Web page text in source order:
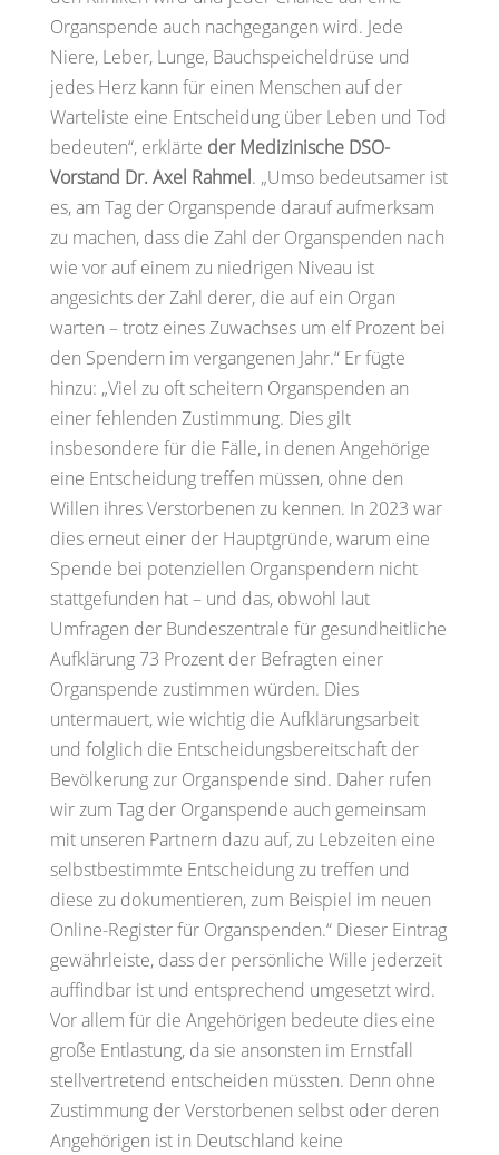
Organspende auch nachgegangen wird. Jede
Niere, Leber, Lunge, Bauchspeicheldrüse und
jedes Herz kann für einen Menschen auf der
Warteliste eine Entscheidung über Leben und Tod
bedeuten“, erklärte der Medizinische DSO-
Vorstand Dr. Axel Rahmel. „Umso bedeutsamer ist
es, am Tag der Organspende darauf aufmerksam
zu machen, dass die Zahl der Organspenden nach
wie vor auf einem zu niedrigen Niveau ist
angesichts der Zahl derer, die auf ein Organ
warten – trotz eines Zuwachses um elf Prozent bei
den Spendern im vergangenen Jahr.“ Er fügte
hinzu: „Viel zu oft scheitern Organspenden an
einer fehlenden Zustimmung. Dies gilt
insbesondere für die Fälle, in denen Angehörige
eine Entscheidung treffen müssen, ohne den
Willen ihres Verstorbenen zu kennen. In 2023 war
dies erneut einer der Hauptgründe, warum eine
Spende bei potenziellen Organspendern nicht
stattgefunden hat – und das, obwohl laut
Umfragen der Bundeszentrale für gesundheitliche
Aufklärung 73 Prozent der Befragten einer
Organspende zustimmen würden. Dies
untermauert, wie wichtig die Aufklärungsarbeit
und folglich die Entscheidungsbereitschaft der
Bevölkerung zur Organspende sind. Daher rufen
wir zum Tag der Organspende auch gemeinsam
mit unseren Partnern dazu auf, zu Lebzeiten eine
selbstbestimmte Entscheidung zu treffen und
diese zu dokumentieren, zum Beispiel im neuen
Online-Register für Organspenden.“ Dieser Eintrag
gewährleiste, dass der persönliche Wille jederzeit
auffindbar ist und entsprechend umgesetzt wird.
Vor allem für die Angehörigen bedeute dies eine
große Entlastung, da sie ansonsten im Ernstfall
stellvertretend entscheiden müssten. Denn ohne
Zustimmung der Verstorbenen selbst oder deren
Angehörigen ist in Deutschland keine